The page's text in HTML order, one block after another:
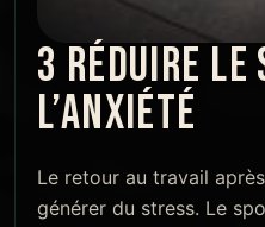
3 RÉDUIRE LE
L’ANXIÉTÉ
Le retour au travail
générer du stress. Le